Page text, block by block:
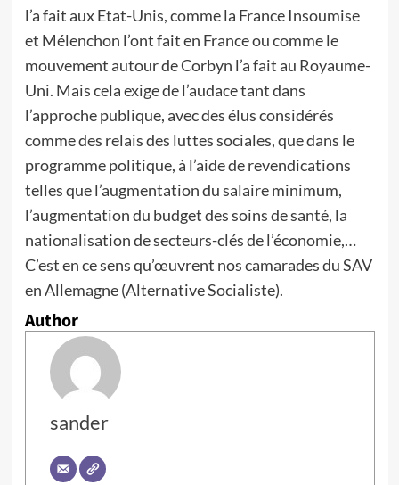
l’a fait aux Etat-Unis, comme la France Insoumise
et Mélenchon l’ont fait en France ou comme le
mouvement autour de Corbyn l’a fait au Royaume-
Uni. Mais cela exige de l’audace tant dans
l’approche publique, avec des élus considérés
comme des relais des luttes sociales, que dans le
programme politique, à l’aide de revendications
telles que l’augmentation du salaire minimum,
l’augmentation du budget des soins de santé, la
nationalisation de secteurs-clés de l’économie,…
C’est en ce sens qu’œuvrent nos camarades du SAV
en Allemagne (Alternative Socialiste).
Author
sander